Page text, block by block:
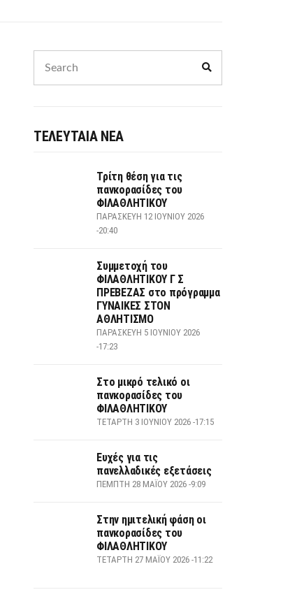
for:
ΤΕΛΕΥΤΑΙΑ ΝΕΑ
Τρίτη θέση για τις
πανκορασίδες του
ΦΙΛΑΘΛΗΤΙΚΟΥ
ΠΑΡΑΣΚΕΥΉ 12 ΙΟΥΝΊΟΥ 2026
-20:40
Συμμετοχή του
ΦΙΛΑΘΛΗΤΙΚΟΥ Γ Σ
ΠΡΕΒΕΖΑΣ στο πρόγραμμα
ΓΥΝΑΙΚΕΣ ΣΤΟΝ
ΑΘΛΗΤΙΣΜΟ
ΠΑΡΑΣΚΕΥΉ 5 ΙΟΥΝΊΟΥ 2026
-17:23
Στο μικρό τελικό οι
πανκορασίδες του
ΦΙΛΑΘΛΗΤΙΚΟΥ
ΤΕΤΆΡΤΗ 3 ΙΟΥΝΊΟΥ 2026 -17:15
Ευχές για τις
πανελλαδικές εξετάσεις
ΠΈΜΠΤΗ 28 ΜΑΪ́ΟΥ 2026 -9:09
Στην ημιτελική φάση οι
πανκορασίδες του
ΦΙΛΑΘΛΗΤΙΚΟΥ
ΤΕΤΆΡΤΗ 27 ΜΑΪ́ΟΥ 2026 -11:22